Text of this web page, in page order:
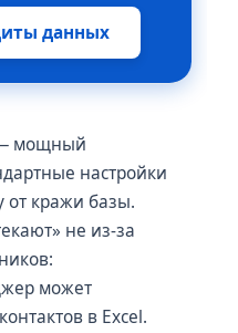
данных
— мощный
настройки
от кражи базы.
не из-за
может
в Excel.